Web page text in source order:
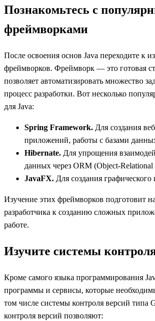
Познакомьтесь с
фреймворками
После освоения основ Java переходите к
фреймворков. Фреймворк — это готовая
позволяет автоматизировать множество
процесс разработки. Вот несколько
для Java:
Spring Framework. Для создания
приложений, работы с базами
Hibernate. Для упрощения
данных через ORM (Object-
JavaFX. Для создания графического
Изучение этих фреймворков подготовит
разработчика к созданию сложных
работе.
Изучите системы
Кроме самого языка программирования
программы и сервисы, которые
том числе системы контроля версий типа
контроля версий позволяют: